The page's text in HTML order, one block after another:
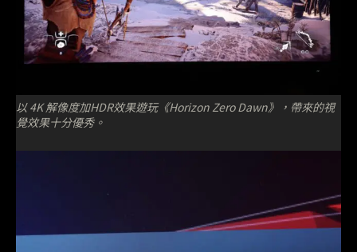
以 4K 解像度加HDR效果遊玩《Horizon Zero Dawn》，帶來的視
覺效果十分優秀。